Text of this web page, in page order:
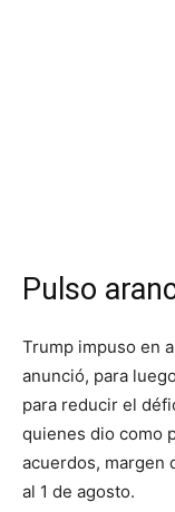
Pulso
Trump impuso en
anunció, para
para reducir el
quienes dio como
acuerdos, margen
al 1 de agosto.